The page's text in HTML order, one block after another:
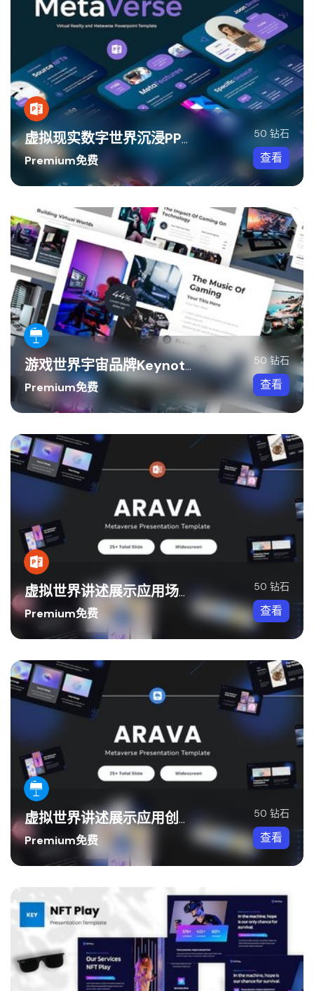
虚拟现实数字世界沉浸PPT模板
Premium免费
50 钻石
查看
游戏世界宇宙品牌Keynote模板
Premium免费
50 钻石
查看
虚拟世界讲述展示应用场景推广PPT模板
Premium免费
50 钻石
查看
虚拟世界讲述展示应用创新体验Keynote模板
Premium免费
50 钻石
查看